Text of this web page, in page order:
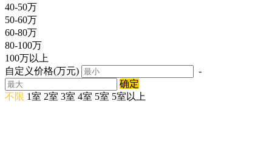
40-50万
50-60万
60-80万
80-100万
100万以上
自定义价格(万元)
-
确定
不限 1室 2室 3室 4室 5室 5室以上